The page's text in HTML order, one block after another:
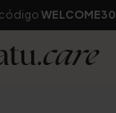
WELCOME30